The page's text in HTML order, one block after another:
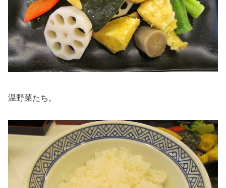
温野菜たち。